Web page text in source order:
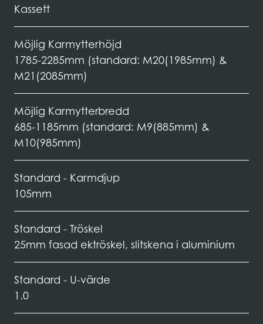
Kassett
Möjlig Karmytterhöjd
1785-2285mm (standard: M20(1985mm) &
M21(2085mm)
Möjlig Karmytterbredd
685-1185mm (standard: M9(885mm) &
M10(985mm)
Standard - Karmdjup
105mm
Standard - Tröskel
25mm fasad ektröskel, slitskena i aluminium
Standard - U-värde
1.0